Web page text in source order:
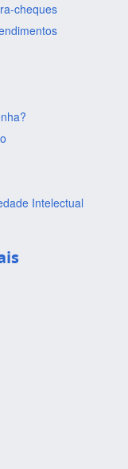
cheques
Intelectual